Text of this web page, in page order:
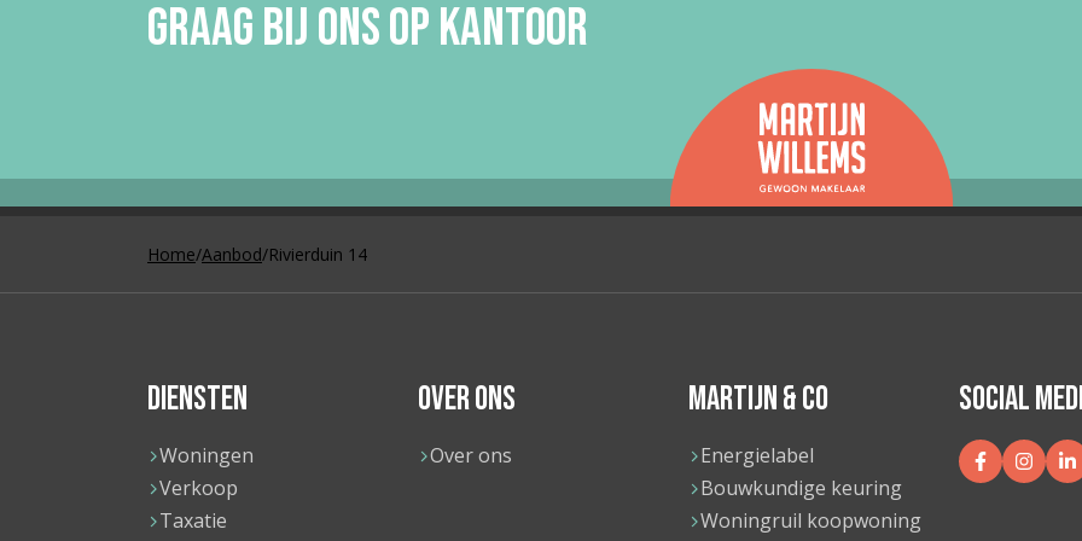
Onderhoud buiten
KADASTRALE GEGEVENS
GRAAG BIJ ONS OP KANTOOR
Home/Aanbod/Rivierduin 14
DIENSTEN
Woningen
Verkoop
Taxatie
OVER ONS
Over ons
MARTIJN & CO
Energielabel
Bouwkundige keuring
Woningruil koopwoning
SOCIAL